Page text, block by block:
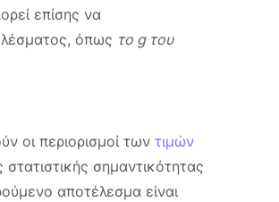
επίσης να
όπως το g του
οι περιορισμοί των τιμών
σημαντικότητας
αποτέλεσμα είναι